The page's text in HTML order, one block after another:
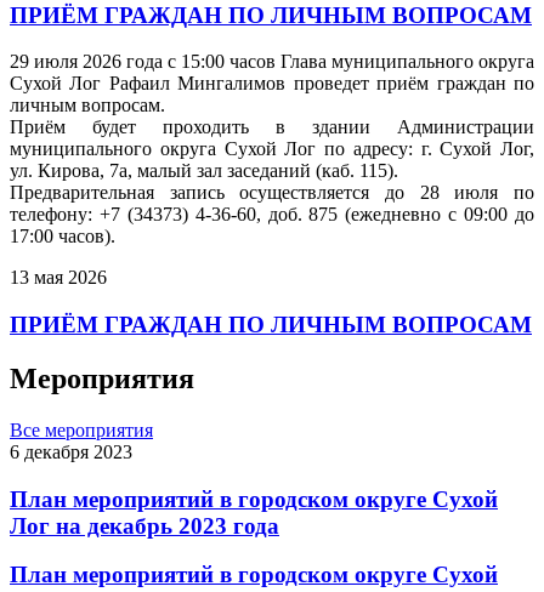
ПРИЁМ ГРАЖДАН ПО ЛИЧНЫМ ВОПРОСАМ
29 июля 2026 года с 15:00 часов Глава муниципального округа
Сухой Лог Рафаил Мингалимов проведет приём граждан по
личным вопросам.
Приём будет проходить в здании Администрации
муниципального округа Сухой Лог по адресу: г. Сухой Лог,
ул. Кирова, 7а, малый зал заседаний (каб. 115).
Предварительная запись осуществляется до 28 июля по
телефону: +7 (34373) 4-36-60, доб. 875 (ежедневно с 09:00 до
17:00 часов).
13 мая 2026
ПРИЁМ ГРАЖДАН ПО ЛИЧНЫМ ВОПРОСАМ
Мероприятия
Все мероприятия
6 декабря 2023
План мероприятий в городском округе Сухой
Лог на декабрь 2023 года
План мероприятий в городском округе Сухой